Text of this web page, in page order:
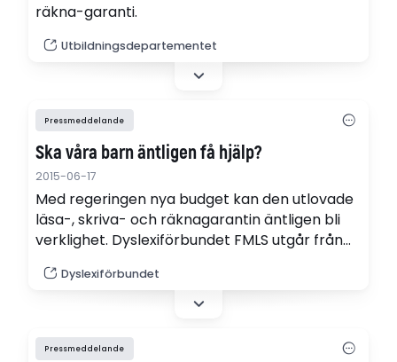
räkna-garanti.
Utbildningsdepartementet
Pressmeddelande
Ska våra barn äntligen få hjälp?
2015-06-17
Med regeringen nya budget kan den utlovade
läsa-, skriva- och räknagarantin äntligen bli
verklighet. Dyslexiförbundet FMLS utgår från
särskilt svårt att lära sig läsa, skriva och räkna.
Insatser som fungerar för dessa barn,
Dyslexiförbundet
Pressmeddelande